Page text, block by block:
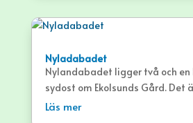
Nyladabadet
Nylandabadet ligger två och
sydost om Ekolsunds Gård. Det
med gott om gräsytor och
Läs mer